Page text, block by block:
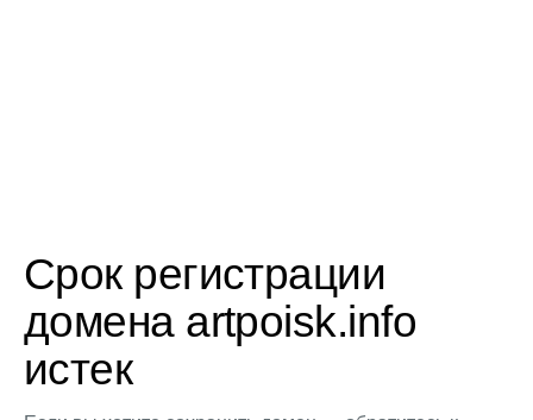
Срок регистрации
домена artpoisk.info
истек